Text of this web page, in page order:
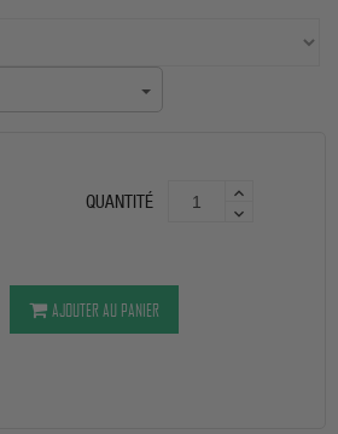
QUANTITÉ
AJOUTER AU PANIER